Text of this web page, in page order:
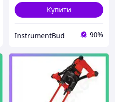
Купити
InstrumentBud 90%